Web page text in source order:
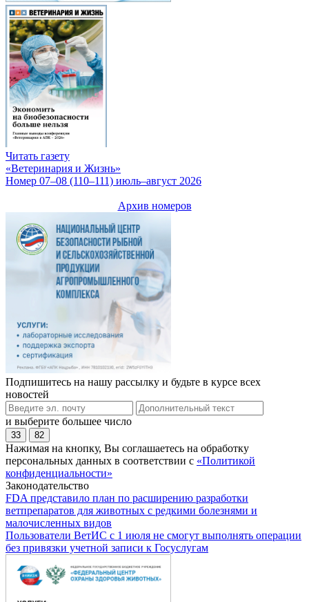
Читать газету
«Ветеринария и Жизнь»
Номер 07–08 (110–111) июль–август 2026
Архив номеров
Подпишитесь на нашу рассылку и будьте в курсе всех
новостей
и выберите большее число
33 82
Нажимая на кнопку, Вы соглашаетесь на обработку
персональных данных в соответствии с «Политикой
конфиденциальности»
Законодательство
FDA представило план по расширению разработки
ветпрепаратов для животных с редкими болезнями и
малочисленных видов
Пользователи ВетИС с 1 июля не смогут выполнять операции
без привязки учетной записи к Госуслугам